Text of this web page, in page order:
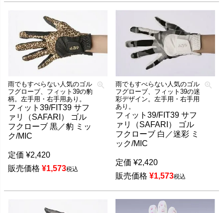
雨でもすべらない人気のゴル
フグローブ、フィット39の豹
柄。左手用・右手用あり。
フィット39/FIT39 サフ
ァリ（SAFARI） ゴル
フクローブ 黒／豹 ミッ
ク/MIC
定価 ¥2,420
販売価格 ¥1,573税込
雨でもすべらない人気のゴル
フグローブ、フィット39の迷
彩デザイン。左手用・右手用
あり。
フィット39/FIT39 サフ
ァリ（SAFARI） ゴル
フクローブ 白／迷彩 ミ
ック/MIC
定価 ¥2,420
販売価格 ¥1,573税込